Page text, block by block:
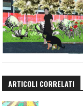
ARTICOLI CORRELATI